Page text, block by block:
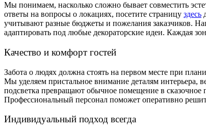
Мы понимаем, насколько сложно бывает совместить
ответы на вопросы о локациях, посетите страницу здесь
учитывают разные бюджеты и пожелания заказчиков.
адаптировать под любые декораторские идеи. Каждая
Качество и комфорт гостей
Забота о людях должна стоять на первом месте при
Мы уделяем пристальное внимание деталям интерьера,
подсветка превращают обычное помещение в сказочное
Профессиональный персонал поможет оперативно
Индивидуальный подход всегда